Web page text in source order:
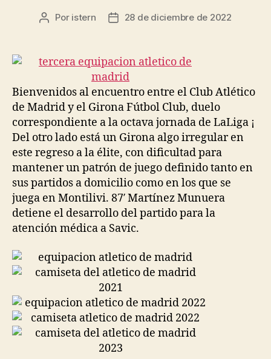
Autor
entrada
Por istern
Fecha
entrada
28 de diciembre de 2022
Bienvenidos al encuentro entre el Club Atlético
de Madrid y el Girona Fútbol Club, duelo
correspondiente a la octava jornada de LaLiga ¡
Del otro lado está un Girona algo irregular en
este regreso a la élite, con dificultad para
mantener un patrón de juego definido tanto en
sus partidos a domicilio como en los que se
juega en Montilivi. 87′ Martínez Munuera
detiene el desarrollo del partido para la
atención médica a Savic.